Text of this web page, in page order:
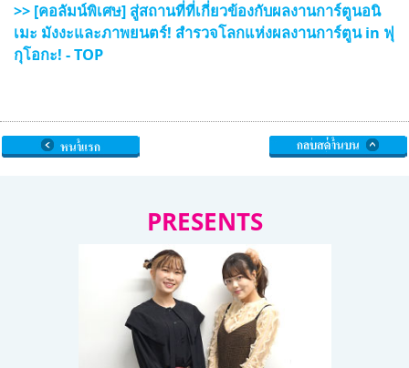
>> [คอลัมน์พิเศษ] สู่สถานที่ที่เกี่ยวข้องกับผลงานการ์ตูนอนิ
เมะ มังงะและภาพยนตร์! สำรวจโลกแห่งผลงานการ์ตูน in ฟุ
กุโอกะ! - TOP
PRESENTS